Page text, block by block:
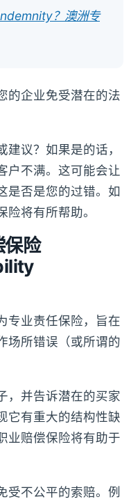
？澳洲专
的企业免受潜在的法
议？如果是的话，
户不满。这可能会让
是否是您的过错。如
将有所帮助。
保险
专业责任保险，旨在
场所错误（或所谓的
，并告诉潜在的买家
它有重大的结构性缺
业赔偿保险将有助于
受不公平的索赔。例